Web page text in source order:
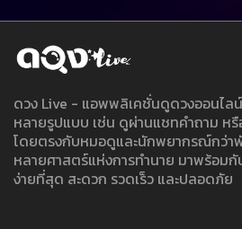
ดวง Live - แอพพลิเคชั่นดูดวงออนไล
หลายรูปแบบ เช่น ดูผ่านแชทคำถาม ห
โดยตรงกับหมอดูและนักพยากรณ์กว่า
หลายศาสตร์แห่งการทำนาย มาพร้อมกั
ง่ายที่สุด สะดวก รวดเร็ว และปลอดภัย